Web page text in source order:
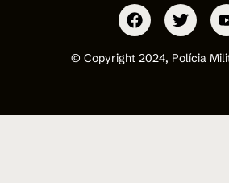
© Copyright 2024, Polícia